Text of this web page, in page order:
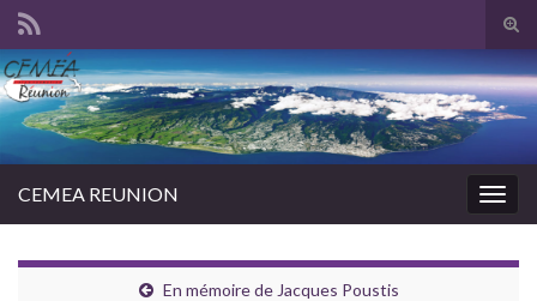
Search for:
CEMEA REUNION
En mémoire de Jacques Poustis